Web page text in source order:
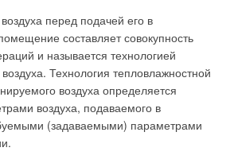
перед подачей его в
составляет совокупность
и называется технологией
Технология тепловлажностной
воздуха определяется
воздуха, подаваемого в
(задаваемыми) параметрами